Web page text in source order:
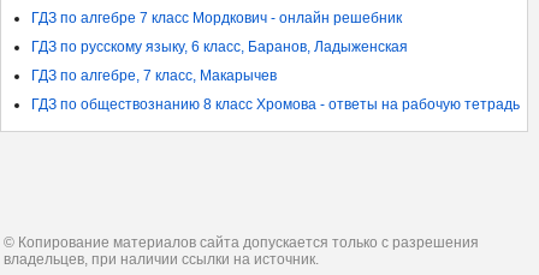
ГДЗ по алгебре 7 класс Мордкович - онлайн решебник
ГДЗ по русскому языку, 6 класс, Баранов, Ладыженская
ГДЗ по алгебре, 7 класс, Макарычев
ГДЗ по обществознанию 8 класс Хромова - ответы на рабочую тетрадь
© Копирование материалов сайта допускается только с разрешения
владельцев, при наличии ссылки на источник.